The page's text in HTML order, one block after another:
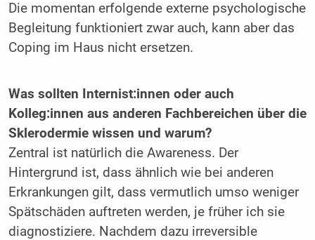
Die momentan erfolgende externe psychologische
Begleitung funktioniert zwar auch, kann aber das
Coping im Haus nicht ersetzen.
Was sollten Internist:innen oder auch
Kolleg:innen aus anderen Fachbereichen über die
Sklerodermie wissen und warum?
Zentral ist natürlich die Awareness. Der
Hintergrund ist, dass ähnlich wie bei anderen
Erkrankungen gilt, dass vermutlich umso weniger
Spätschäden auftreten werden, je früher ich sie
diagnostiziere. Nachdem dazu irreversible